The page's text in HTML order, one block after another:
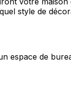
style de
espace de